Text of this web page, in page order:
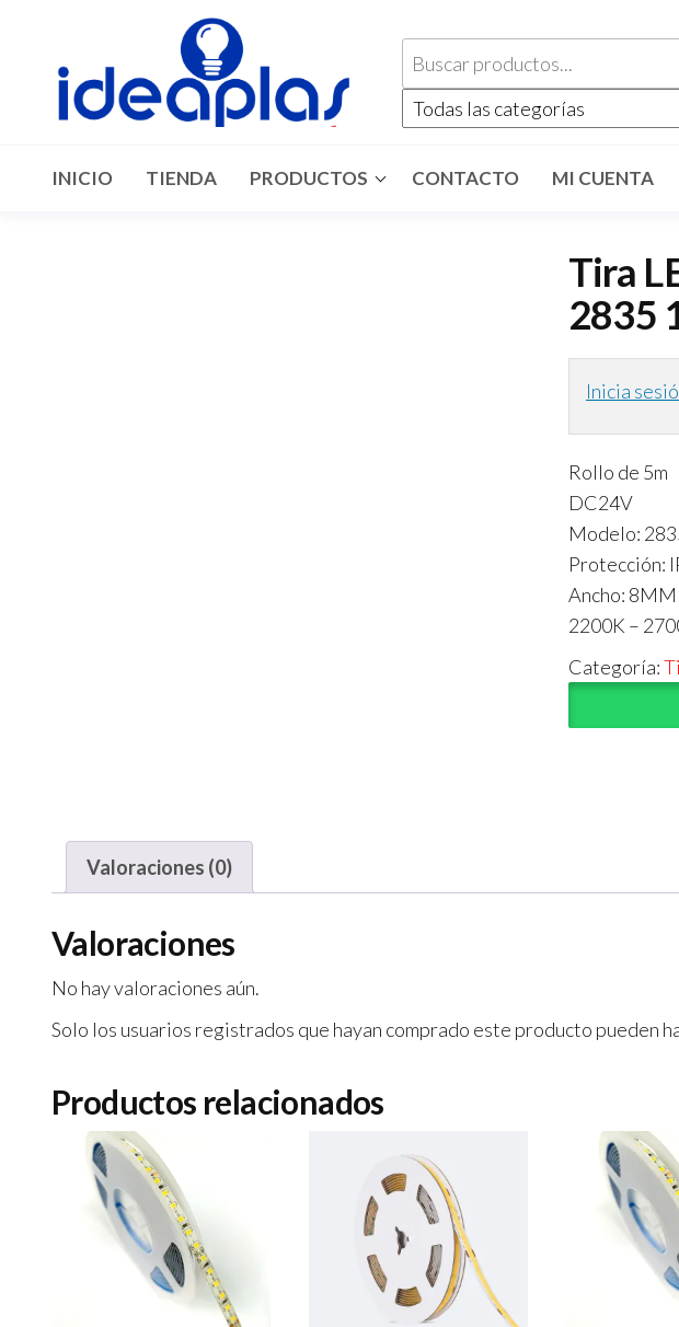
INICIO TIENDA PRODUCTOS CONTACTO MI CUENTA
Tira
2835
Inicia
Rollo de 5m
DC24V
Modelo:
Protección:
Ancho: 8MM
2200K –
Categoría:
Valoraciones (0)
Valoraciones
No hay valoraciones aún.
Solo los usuarios registrados que hayan comprado este producto pueden
Productos relacionados